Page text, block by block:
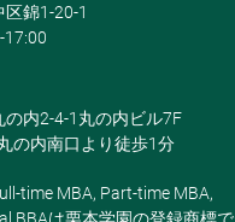
錦1-20-1
17:00
内2-4-1丸の内ビル7F
の内南口より徒歩1分
time MBA, Part-time MBA,
BBAは栗本学園の登録商標で